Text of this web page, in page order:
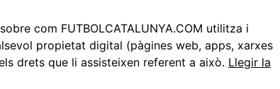
Avis Legal Política de Privacitat Política de Cookies
com FUTBOLCATALUNYA.COM utilitza i
propietat digital (pàgines web, apps, xarxes
drets que li assisteixen referent a això. Llegir la